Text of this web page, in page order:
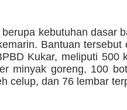
kebutuhan dasar
Bantuan tersebut
Kukar, meliputi 500
minyak goreng, 100
celup, dan 76 lembar